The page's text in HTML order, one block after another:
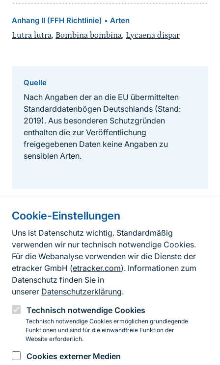
Cookie-Einstellungen
Uns ist Datenschutz wichtig. Standardmäßig
verwenden wir nur technisch notwendige Cookies.
Für die Webanalyse verwenden wir die Dienste der
etracker GmbH (etracker.com). Informationen zum
Datenschutz finden Sie in
unserer Datenschutzerklärung.
Technisch notwendige Cookies
Technisch notwendige Cookies ermöglichen grundlegende
Funktionen und sind für die einwandfreie Funktion der
Website erforderlich.
Cookies externer Medien
Anhang II (FFH Richtlinie) • Arten
Lutra lutra, Bombina bombina, Lycaena dispar
Quelle
Nach Angaben der an die EU übermittelten
Standarddatenbögen Deutschlands (Stand:
2019). Aus besonderen Schutzgründen
enthalten die zur Veröffentlichung
freigegebenen Daten keine Angaben zu
sensiblen Arten.
Informationen zur Seite
FußzeileKontakt zum BfN
Kontaktformular
Erklärung zur Barrierefreiheit
Impressum
Datenschutz
InstagramFacebookYouTubeLinkedIn